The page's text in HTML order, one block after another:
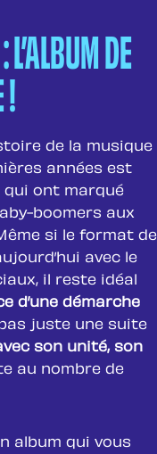
DE
!
de la musique
années est
qui ont marqué
boomers aux
si le format de
avec le
il reste idéal
d’une démarche
pas juste une suite
son unité, son
au nombre de
album qui vous